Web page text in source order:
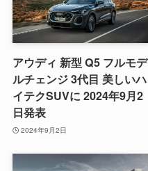
アウディ 新型 Q5 フルモデ
ルチェンジ 3代目 美しいハ
イテクSUVに 2024年9月2
日発表
2024年9月2日